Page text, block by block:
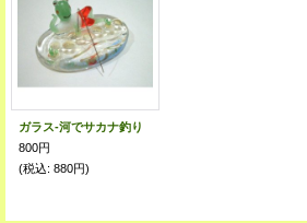
ガラス-河でサカナ釣り
800円
(税込: 880円)